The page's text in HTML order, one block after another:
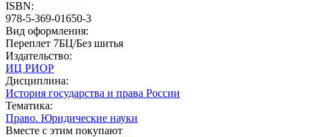
ISBN:
978-5-369-01650-3
Вид оформления:
Переплет 7БЦ/Без шитья
Издательство:
ИЦ РИОР
Дисциплина:
История государства и права России
Тематика:
Право. Юридические науки
Вместе с этим покупают